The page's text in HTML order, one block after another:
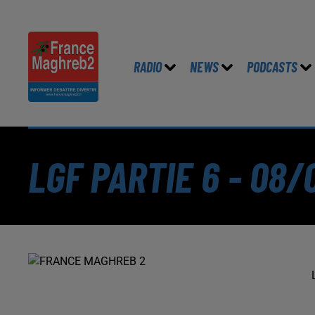
RADIO NEWS PODCASTS
LGF PARTIE 6 -